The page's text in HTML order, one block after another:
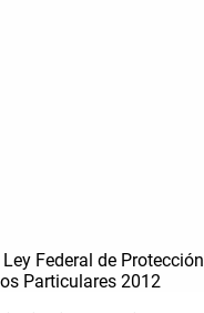
Federal de Protección
Particulares 2012